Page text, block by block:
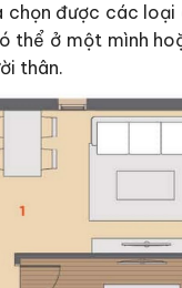
chọn được các loại
thể ở một mình
thân.